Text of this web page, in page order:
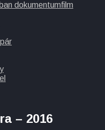
dokumentumfilm
– 2016